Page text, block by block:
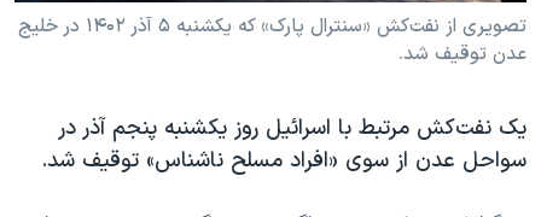
اسرائیل در جنگ
گالری عکس
ورزش زنان در ایران
اعتراضات زن، زندگی، آزادی
تریبونال مردمی آبان ۹۸
زبانهای مختلف
تصویری از نفت‌کش «سنترال پارک» که یکشنبه ۵ آذر ۱۴۰۲ در خلیج
عدن توقیف شد.
یک نفت‌کش مرتبط با اسرائیل روز یکشنبه پنجم آذر در
سواحل عدن از سوی «افراد مسلح ناشناس» توقیف شد.